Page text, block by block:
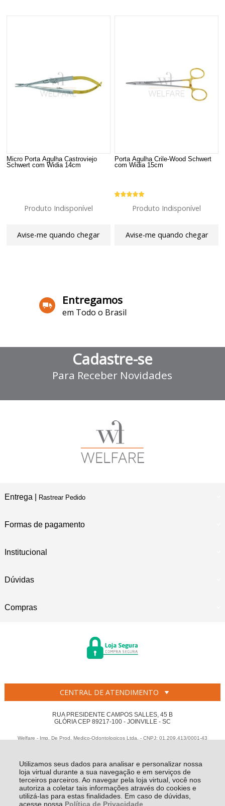
Utilizamos seus dados para analisar e personalizar nossa
loja virtual durante a sua navegação e em serviços de
terceiros parceiros. Ao navegar pela loja virtual, você nos
autoriza a coletar tais informações através do cookies e
utilizá-las para estas finalidades. Em caso de dúvidas,
acesse nossa Política de Privacidade
Micro Porta Agulha Castroviejo
Schwert com Widia 14cm
Produto Indisponível
Avise-me quando chegar
Porta Agulha Crile-Wood Schwert
com Widia 15cm
Produto Indisponível
Avise-me quando chegar
Entregamos
em Todo o Brasil
Cadastre-se
Para Receber Novidades
Entrega | Rastrear Pedido
Formas de pagamento
Institucional
Dúvidas
Compras
CENTRAL DE ATENDIMENTO
RUA PRESIDENTE CAMPOS SALLES, 45 B
GLÓRIA CEP 89217-100 - JOINVILLE - SC
Welfare - Imp. De Prod. Medico-Odontologicos Ltda. - CNPJ: 01.209.413/0001-43